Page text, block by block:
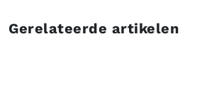
Gerelateerde artikelen